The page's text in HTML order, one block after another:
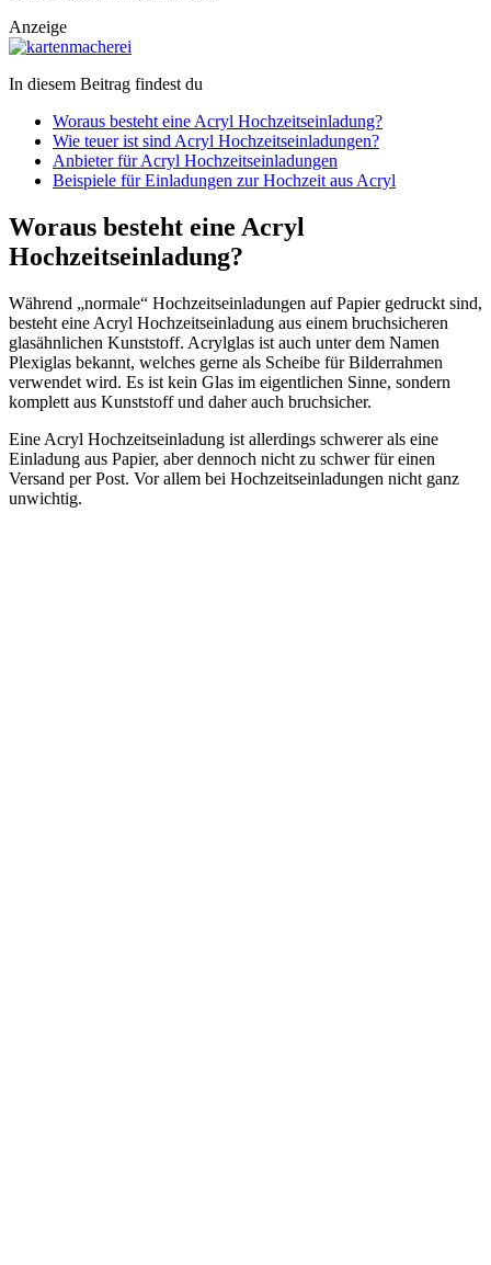
Anzeige
In diesem Beitrag findest du
Woraus besteht eine Acryl Hochzeitseinladung?
Wie teuer ist sind Acryl Hochzeitseinladungen?
Anbieter für Acryl Hochzeitseinladungen
Beispiele für Einladungen zur Hochzeit aus Acryl
Woraus besteht eine Acryl
Hochzeitseinladung?
Während „normale“ Hochzeitseinladungen auf Papier gedruckt sind,
besteht eine Acryl Hochzeitseinladung aus einem bruchsicheren
glasähnlichen Kunststoff. Acrylglas ist auch unter dem Namen
Plexiglas bekannt, welches gerne als Scheibe für Bilderrahmen
verwendet wird. Es ist kein Glas im eigentlichen Sinne, sondern
komplett aus Kunststoff und daher auch bruchsicher.
Eine Acryl Hochzeitseinladung ist allerdings schwerer als eine
Einladung aus Papier, aber dennoch nicht zu schwer für einen
Versand per Post. Vor allem bei Hochzeitseinladungen nicht ganz
unwichtig.